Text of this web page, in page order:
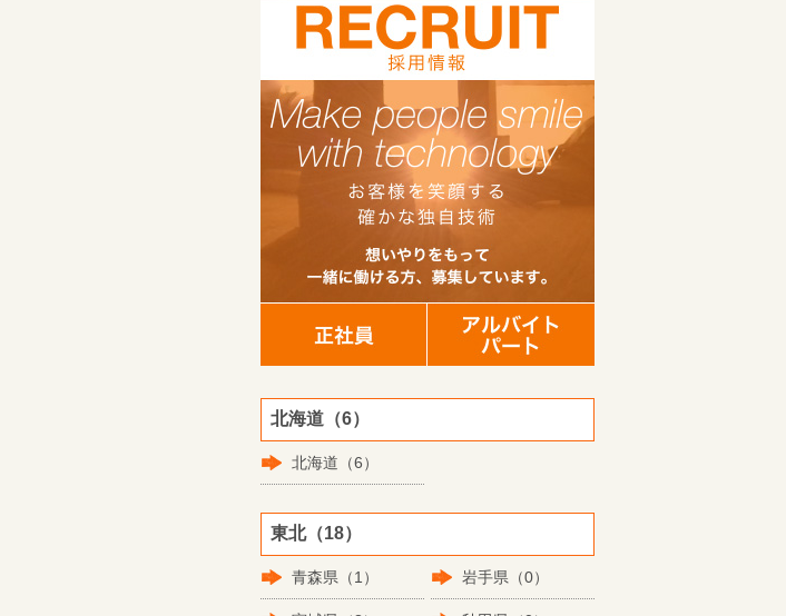
北海道（6）
北海道（6）
東北（18）
青森県（1） 岩手県（0）